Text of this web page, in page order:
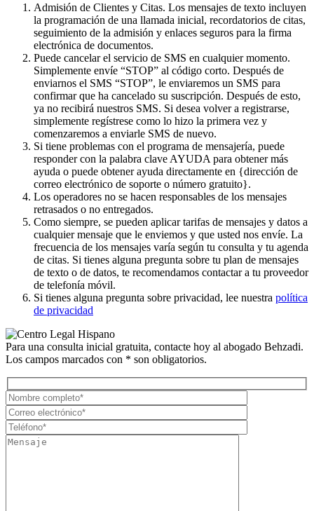
Admisión de Clientes y Citas. Los mensajes de texto incluyen
la programación de una llamada inicial, recordatorios de citas,
seguimiento de la admisión y enlaces seguros para la firma
electrónica de documentos.
Puede cancelar el servicio de SMS en cualquier momento.
Simplemente envíe “STOP” al código corto. Después de
enviarnos el SMS “STOP”, le enviaremos un SMS para
confirmar que ha cancelado su suscripción. Después de esto,
ya no recibirá nuestros SMS. Si desea volver a registrarse,
simplemente regístrese como lo hizo la primera vez y
comenzaremos a enviarle SMS de nuevo.
Si tiene problemas con el programa de mensajería, puede
responder con la palabra clave AYUDA para obtener más
ayuda o puede obtener ayuda directamente en {dirección de
correo electrónico de soporte o número gratuito}.
Los operadores no se hacen responsables de los mensajes
retrasados ​​o no entregados.
Como siempre, se pueden aplicar tarifas de mensajes y datos a
cualquier mensaje que le enviemos y que usted nos envíe. La
frecuencia de los mensajes varía según tu consulta y tu agenda
de citas. Si tienes alguna pregunta sobre tu plan de mensajes
de texto o de datos, te recomendamos contactar a tu proveedor
de telefonía móvil.
Si tienes alguna pregunta sobre privacidad, lee nuestra política
de privacidad
Para una consulta inicial gratuita, contacte hoy al abogado Behzadi.
Los campos marcados con * son obligatorios.